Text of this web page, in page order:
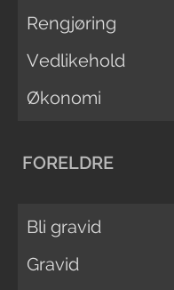
Rengjøring
Vedlikehold
Økonomi
FORELDRE
Bli gravid
Gravid